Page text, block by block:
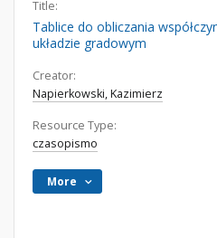
Title:
Tablice do obliczania
układzie gradowym
Creator:
Napierkowski, Kazimierz
Resource Type:
czasopismo
More